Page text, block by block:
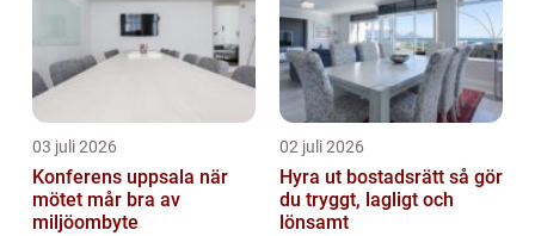
03 juli 2026
Konferens uppsala när
mötet mår bra av
miljöombyte
02 juli 2026
Hyra ut bostadsrätt så gör
du tryggt, lagligt och
lönsamt